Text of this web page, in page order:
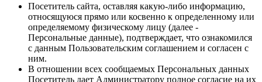
Посетитель сайта, оставляя какую-либо информацию,
относящуюся прямо или косвенно к определенному или
определяемому физическому лицу (далее -
Персональные данные), подтверждает, что ознакомился
с данным Пользовательским соглашением и согласен с
ним.
В отношении всех сообщаемых Персональных данных
Посетитель дает Администратору полное согласие на их